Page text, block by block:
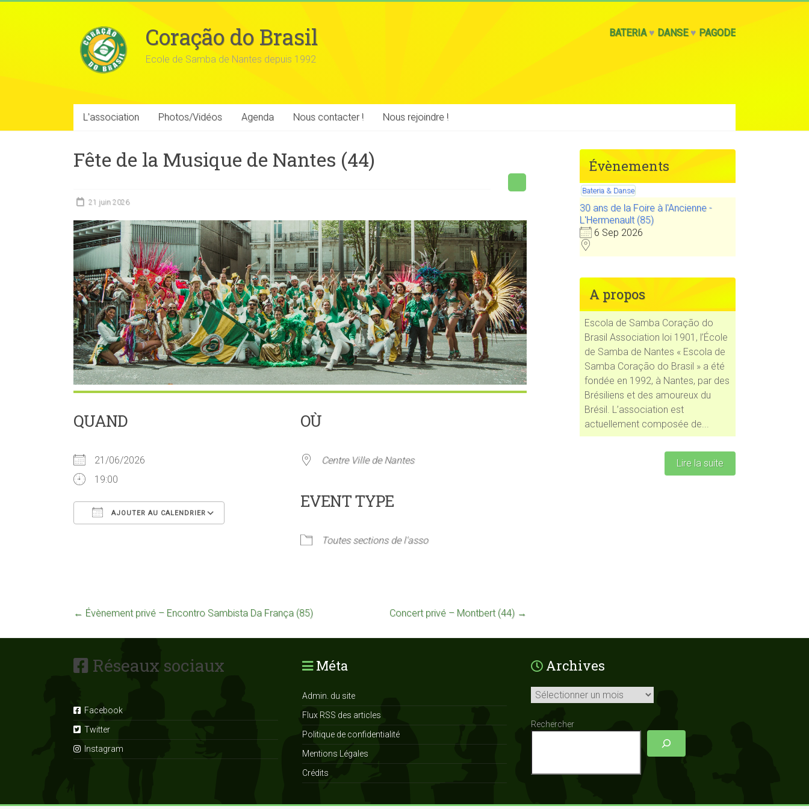
Coração do Brasil
Ecole de Samba de Nantes depuis 1992
BATERIA♥ DANSE♥ PAGODE
L’association Photos/Vidéos Agenda Nous contacter ! Nous rejoindre !
Fête de la Musique de Nantes (44)
21 juin 2026
QUAND
21/06/2026
19:00
AJOUTER AU CALENDRIER
Calendrier Google iCalendar
OÙ
Centre Ville de Nantes
EVENT TYPE
Toutes sections de l'asso
← Évènement privé – Encontro Sambista Da França (85) Concert privé – Montbert (44) →
Évènements
Bateria & Danse
30 ans de la Foire à l'Ancienne -
L'Hermenault (85)
6 Sep 2026
A propos
Escola de Samba Coração do
Brasil Association loi 1901, l’École
de Samba de Nantes « Escola de
Samba Coração do Brasil » a été
fondée en 1992, à Nantes, par des
Brésiliens et des amoureux du
Brésil. L’association est
actuellement composée de...
Lire la suite
Réseaux sociaux
Facebook
Twitter
Instagram
Méta
Admin. du site
Flux RSS des articles
Politique de confidentialité
Mentions Légales
Crédits
Archives
Archives
Rechercher